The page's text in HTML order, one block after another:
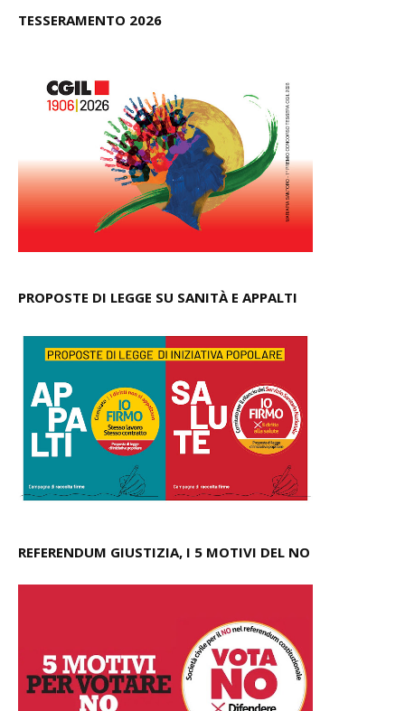
TESSERAMENTO 2026
PROPOSTE DI LEGGE SU SANITÀ E APPALTI
REFERENDUM GIUSTIZIA, I 5 MOTIVI DEL NO